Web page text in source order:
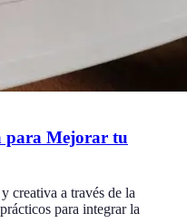
para Mejorar tu
creativa a través de la
para integrar la